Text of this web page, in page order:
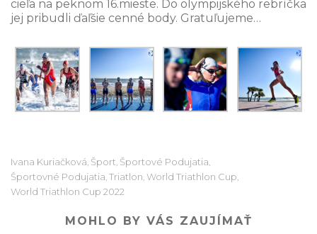
cieľa na peknom 16.mieste. Do olympijského rebríčka
jej pribudli ďaľšie cenné body. Gratuľujeme…
Ivana Kuriačková, Šport, Športové Podujatia,
Športovné Podujatia, Triatlon, World Triathlon Cup,
World Triathlon Cup 2022
MOHLO BY VÁS ZAUJÍMAŤ